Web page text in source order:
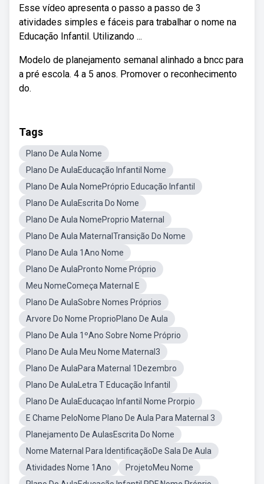
Esse vídeo apresenta o passo a passo de 3
atividades simples e fáceis para trabalhar o nome na
Educação Infantil. Utilizando ...
Modelo de planejamento semanal alinhado a bncc para
a pré escola. 4 a 5 anos. Promover o reconhecimento
do.
Tags
Plano De Aula Nome
Plano De AulaEducação Infantil Nome
Plano De Aula NomePróprio Educação Infantil
Plano De AulaEscrita Do Nome
Plano De Aula NomeProprio Maternal
Plano De Aula MaternalTransição Do Nome
Plano De Aula 1Ano Nome
Plano De AulaPronto Nome Próprio
Meu NomeComeça Maternal E
Plano De AulaSobre Nomes Próprios
Arvore Do Nome ProprioPlano De Aula
Plano De Aula 1ºAno Sobre Nome Próprio
Plano De Aula Meu Nome Maternal3
Plano De AulaPara Maternal 1Dezembro
Plano De AulaLetra T Educação Infantil
Plano De AulaEducaçao Infantil Nome Prorpio
E Chame PeloNome Plano De Aula Para Maternal 3
Planejamento De AulasEscrita Do Nome
Nome Maternal Para IdentificaçãoDe Sala De Aula
Atividades Nome 1Ano
ProjetoMeu Nome